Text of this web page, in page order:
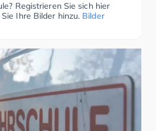
Registrieren Sie sich hier
Ihre Bilder hinzu. Bilder